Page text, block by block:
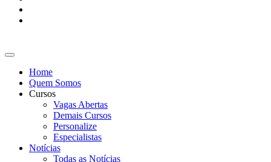
Home
Quem Somos
Cursos
Vagas Abertas
Demais Cursos
Personalize
Especialistas
Notícias
Todas as Notícias